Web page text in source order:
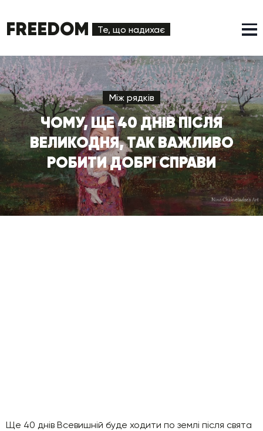
FREEDOM Те, що надихає
Між рядків
ЧОМУ, ЩЕ 40 ДНІВ ПІСЛЯ
ВЕЛИКОДНЯ, ТАК ВАЖЛИВО
РОБИТИ ДОБРІ СПРАВИ
Ще 40 днів Всевишній буде ходити по землі після свята